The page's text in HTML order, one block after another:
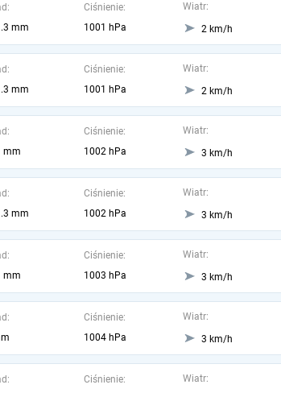
mm
Ciśnienie:
1001 hPa
Wiatr:
2 km/h
mm
Ciśnienie:
1001 hPa
Wiatr:
2 km/h
mm
Ciśnienie:
1002 hPa
Wiatr:
3 km/h
mm
Ciśnienie:
1002 hPa
Wiatr:
3 km/h
mm
Ciśnienie:
1003 hPa
Wiatr:
3 km/h
Ciśnienie:
1004 hPa
Wiatr:
3 km/h
Ciśnienie:
Wiatr: